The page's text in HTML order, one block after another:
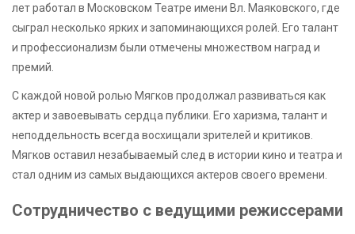
лет работал в Московском Театре имени Вл. Маяковского, где
сыграл несколько ярких и запоминающихся ролей. Его талант
и профессионализм были отмечены множеством наград и
премий.
С каждой новой ролью Мягков продолжал развиваться как
актер и завоевывать сердца публики. Его харизма, талант и
неподдельность всегда восхищали зрителей и критиков.
Мягков оставил незабываемый след в истории кино и театра и
стал одним из самых выдающихся актеров своего времени.
Сотрудничество с ведущими режиссерами